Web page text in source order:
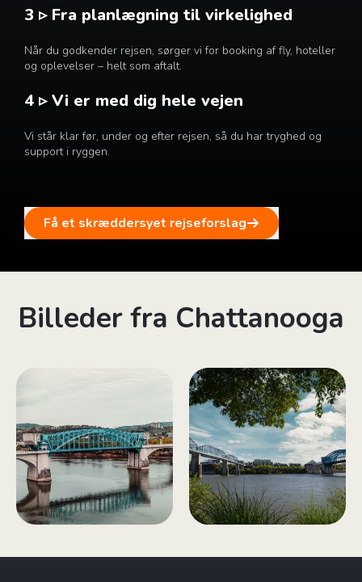
3 ▹ Fra planlægning til virkelighed
Når du godkender rejsen, sørger vi for booking af fly, hoteller
og oplevelser – helt som aftalt.
4 ▹ Vi er med dig hele vejen
Vi står klar før, under og efter rejsen, så du har tryghed og
support i ryggen.
Få et skræddersyet rejseforslag
Billeder fra Chattanooga